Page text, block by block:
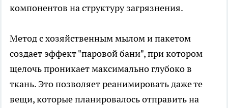
компонентов на структуру загрязнения.
Метод с хозяйственным мылом и пакетом
создает эффект "паровой бани", при котором
щелочь проникает максимально глубоко в
ткань. Это позволяет реанимировать даже те
вещи, которые планировалось отправить на